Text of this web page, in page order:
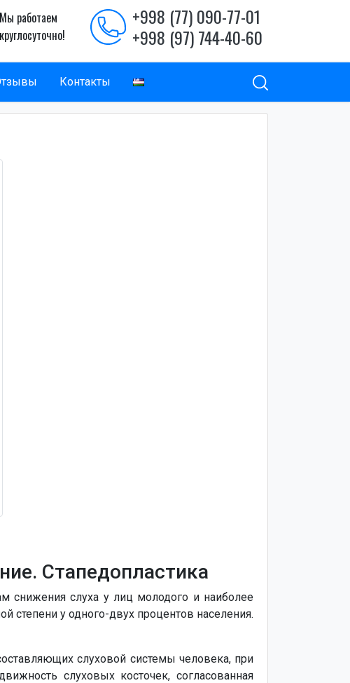
Мы работаем
круглосуточно!
+998 (77) 090-77-01
+998 (97) 744-40-60
Контакты
Стапедопластика
снижения слуха у лиц молодого и наиболее
степени у одного-двух процентов населения.
слуховой системы человека, при
слуховых косточек, согласованная